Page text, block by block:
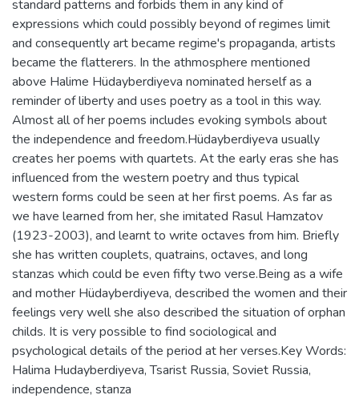
standard patterns and forbids them in any kind of
expressions which could possibly beyond of regimes limit
and consequently art became regime's propaganda, artists
became the flatterers. In the athmosphere mentioned
above Halime Hüdayberdiyeva nominated herself as a
reminder of liberty and uses poetry as a tool in this way.
Almost all of her poems includes evoking symbols about
the independence and freedom.Hüdayberdiyeva usually
creates her poems with quartets. At the early eras she has
influenced from the western poetry and thus typical
western forms could be seen at her first poems. As far as
we have learned from her, she imitated Rasul Hamzatov
(1923-2003), and learnt to write octaves from him. Briefly
she has written couplets, quatrains, octaves, and long
stanzas which could be even fifty two verse.Being as a wife
and mother Hüdayberdiyeva, described the women and their
feelings very well she also described the situation of orphan
childs. It is very possible to find sociological and
psychological details of the period at her verses.Key Words:
Halima Hudayberdiyeva, Tsarist Russia, Soviet Russia,
independence, stanza